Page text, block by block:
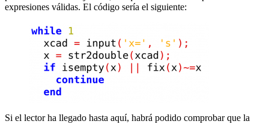
expresiones válidas. El código sería el siguiente:
Si el lector ha llegado hasta aquí, habrá podido comprobar que la